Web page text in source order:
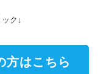
ク↓
方はこちら